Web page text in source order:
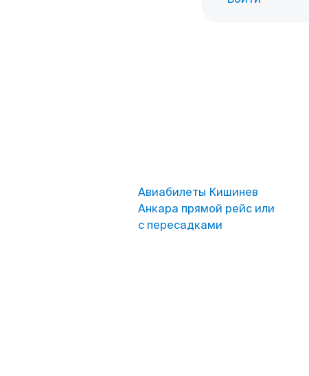
Авиабилеты Кишинев
Анкара прямой рейс или
с пересадками